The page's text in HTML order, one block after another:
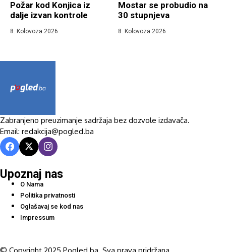
Požar kod Konjica iz
dalje izvan kontrole
8. Kolovoza 2026.
Mostar se probudio na
30 stupnjeva
8. Kolovoza 2026.
Zabranjeno preuzimanje sadržaja bez dozvole izdavača.
Email: redakcija@pogled.ba
Upoznaj nas
O Nama
Politika privatnosti
Oglašavaj se kod nas
Impressum